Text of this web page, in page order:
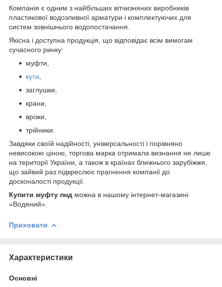
Компанія є одним з найбільших вітчизняних виробників
пластикової водозливної арматури і комплектуючих для
систем зовнішнього водопостачання.
Якісна і доступна продукція, що відповідає всім вимогам
сучасного ринку:
муфти,
кути
заглушки,
крани,
врізки,
трійники.
Завдяки своїй надійності, універсальності і порівняно
невисокою ціною, торгова марка отримала визнання не лише
на території України, а також в країнах ближнього зарубіжжя,
що зайвий раз підкреслює прагнення компанії до
досконалості продукції.
Купити муфту пнд можна в нашому інтернет-магазині
«Водяний».
Приховати
Характеристики
Основні